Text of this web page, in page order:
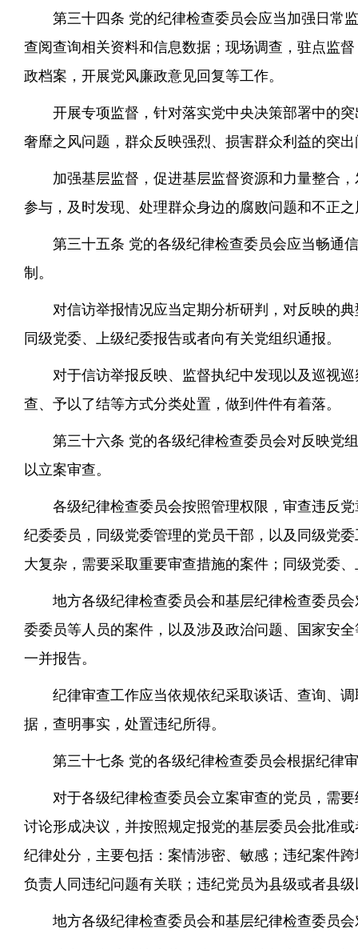
第三十四条 党的纪律检查委员会应当加强日常
查阅查询相关资料和信息数据；现场调查，驻点监
政档案，开展党风廉政意见回复等工作。
开展专项监督，针对落实党中央决策部署中的
奢靡之风问题，群众反映强烈、损害群众利益的突
加强基层监督，促进基层监督资源和力量整合
参与，及时发现、处理群众身边的腐败问题和不正之
第三十五条 党的各级纪律检查委员会应当畅通
制。
对信访举报情况应当定期分析研判，对反映的
同级党委、上级纪委报告或者向有关党组织通报。
对于信访举报反映、监督执纪中发现以及巡视
查、予以了结等方式分类处置，做到件件有着落。
第三十六条 党的各级纪律检查委员会对反映党
以立案审查。
各级纪律检查委员会按照管理权限，审查违反
纪委委员，同级党委管理的党员干部，以及同级党
大复杂，需要采取重要审查措施的案件；同级党委
地方各级纪律检查委员会和基层纪律检查委员
委委员等人员的案件，以及涉及政治问题、国家安
一并报告。
纪律审查工作应当依规依纪采取谈话、查询、
据，查明事实，处置违纪所得。
第三十七条 党的各级纪律检查委员会根据纪律
对于各级纪律检查委员会立案审查的党员，需
讨论形成决议，并按照规定报党的基层委员会批准
纪律处分，主要包括：案情涉密、敏感；违纪案件
负责人同违纪问题有关联；违纪党员为县级或者县
地方各级纪律检查委员会和基层纪律检查委员